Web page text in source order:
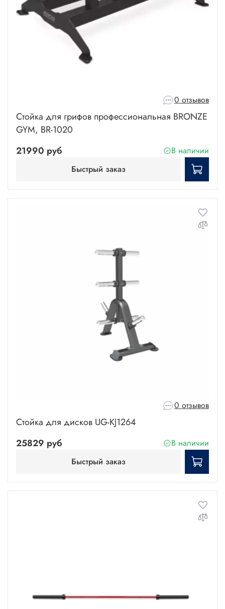
0 отзывов
Стойка для грифов профессиональная BRONZE
GYM, BR-1020
21990 руб
В наличии
Быстрый заказ
0 отзывов
Стойка для дисков UG-KJ1264
25829 руб
В наличии
Быстрый заказ